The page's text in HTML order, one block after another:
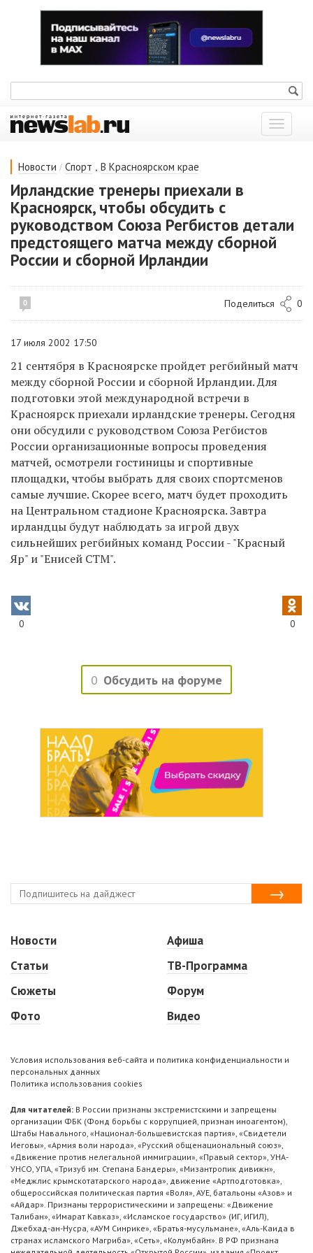
Показать
меню
Новости / Спорт , В Красноярском крае
Ирландские тренеры приехали в
Красноярск, чтобы обсудить с
руководством Союза Регбистов детали
предстоящего матча между сборной
России и сборной Ирландии
0 Поделиться 0
17 июля 2002 17:50
21 сентября в Красноярске пройдет регбийный матч
между сборной России и сборной Ирландии. Для
подготовки этой международной встречи в
Красноярск приехали ирландские тренеры. Сегодня
они обсудили с руководством Союза Регбистов
России организационные вопросы проведения
матчей, осмотрели гостиницы и спортивные
площадки, чтобы выбрать для своих спортсменов
самые лучшие. Скорее всего, матч будет проходить
на Центральном стадионе Красноярска. Завтра
ирландцы будут наблюдать за игрой двух
сильнейших регбийных команд России - "Красный
Яр" и "Енисей СТМ".
0 0
0 Обсудить на форуме
Новости
Статьи
Сюжеты
Фото
Афиша
ТВ-Программа
Форум
Видео
Условия использования веб-сайта и политика конфиденциальности и
персональных данных
Политика использования cookies
Для читателей: В России признаны экстремистскими и запрещены
организации ФБК (Фонд борьбы с коррупцией, признан иноагентом),
Штабы Навального, «Национал-большевистская партия», «Свидетели
Иеговы», «Армия воли народа», «Русский общенациональный союз»,
«Движение против нелегальной иммиграции», «Правый сектор», УНА-
УНСО, УПА, «Тризуб им. Степана Бандеры», «Мизантропик дивижн»,
«Меджлис крымскотатарского народа», движение «Артподготовка»,
общероссийская политическая партия «Воля», АУЕ, батальоны «Азов» и
«Айдар». Признаны террористическими и запрещены: «Движение
Талибан», «Имарат Кавказ», «Исламское государство» (ИГ, ИГИЛ),
Джебхад-ан-Нусра, «АУМ Синрике», «Братья-мусульмане», «Аль-Каида в
странах исламского Магриба», «Сеть», «Колумбайн». В РФ признана